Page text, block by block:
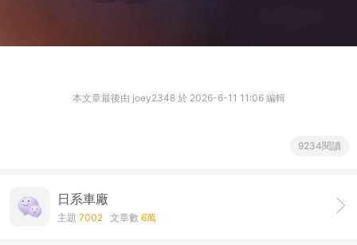
本文章最後由 joey2348 於 2026-6-11 11:06 編輯
9234閱讀
日系車廠
主題 7002 文章數 6萬